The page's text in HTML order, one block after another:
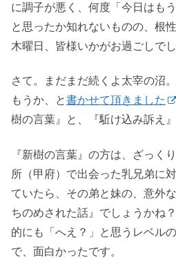
に調子が悪く、何度「今日はも
と思ったか知れないものの、根
木曜日、皆様いかがお過ごしでし
さて。まだまだ続くよ太宰の沼
もうか、と書かせて頂きました
樹の言葉』と、『駈け込み訴え
『新樹の言葉』の方は、ざっく
所（甲府）で出会った乳兄弟に
ていたら、その弟と妹の、意外
ちのめされた話』でしょうかね
的にも「へえ？」と思うレベル
で、面白かったです。